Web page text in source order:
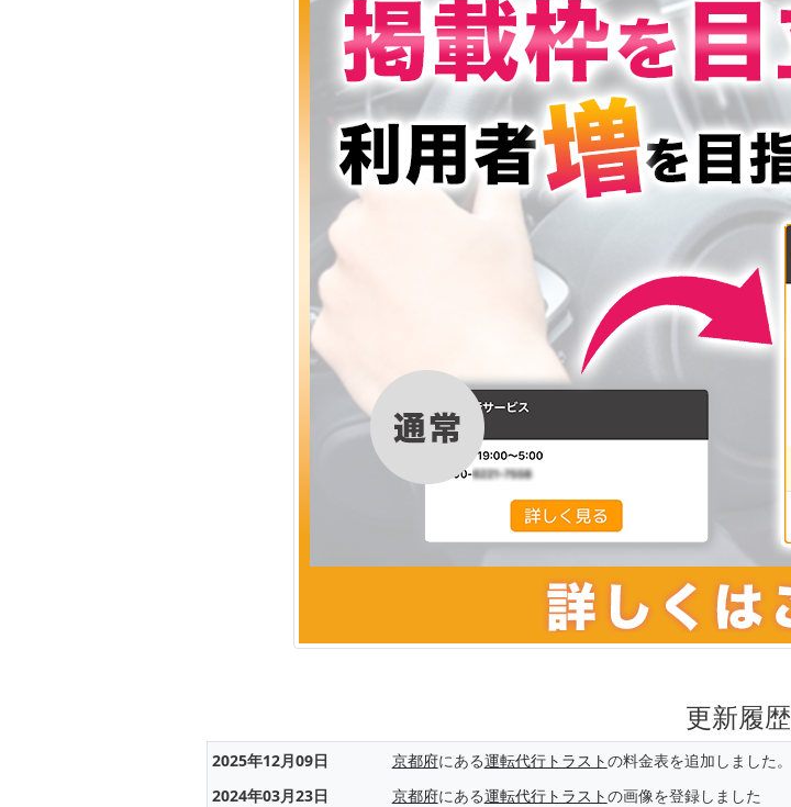
更新履歴
2025年12月09日 京都府にある運転代行トラストの料金表を追加しました。
2024年03月23日
京都府にある運転代行トラストの画像を登録しました